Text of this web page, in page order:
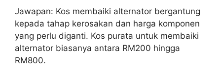
Jawapan: Kos membaiki alternator bergantung
kepada tahap kerosakan dan harga komponen
yang perlu diganti. Kos purata untuk membaiki
alternator biasanya antara RM200 hingga
RM800.